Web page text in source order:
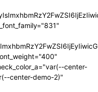
center-
center-demo-2)"